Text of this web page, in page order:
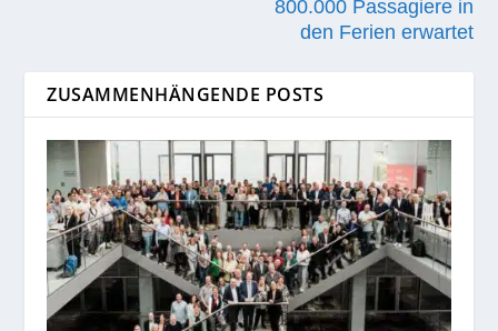
800.000 Passagiere in
den Ferien erwartet
ZUSAMMENHÄNGENDE POSTS